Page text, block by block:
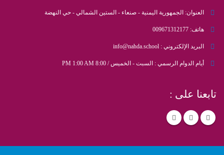
العنوان: الجمهورية اليمنية - صنعاء - الستين الشمالي - حي النهضة
هاتف: 009671312177
البريد الإلكتروني : info@nahda.school
أيام الدوام الرسمي : السبت - الخميس / 8:00 PM 1:00 AM
تابعنا على :